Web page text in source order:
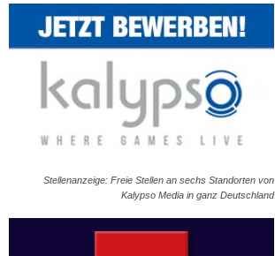
Stellenanzeige: Freie Stellen an sechs Standorten von
Kalypso Media in ganz Deutschland